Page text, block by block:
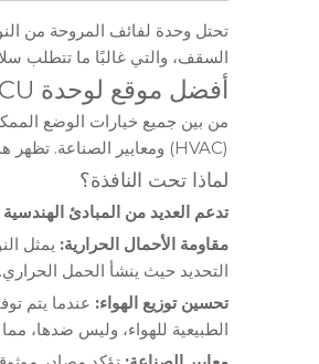
تحتل وحدة لفائف المروحة من
السقف، والتي غالبًا ما تتطلب
أفضل موقع لوحدة FCU الدائمة على الأرض: أسفل النافذة
من بين جميع خيارات الوضع
(HVAC) ومعايير الصناعة. تظهر هذه التوصية باستمرار عبر أدلة الشركة المصنعة والمواصفات الفنية وإرشادات الصناعة.
لماذا تحت النافذة؟
تدعم العديد من المبادئ
مقاومة الأحمال الحرارية:
التحديد حيث ينشأ الحمل
تحسين توزيع الهواء: عندما يتم
الطبيعية للهواء، وليس ضدها،